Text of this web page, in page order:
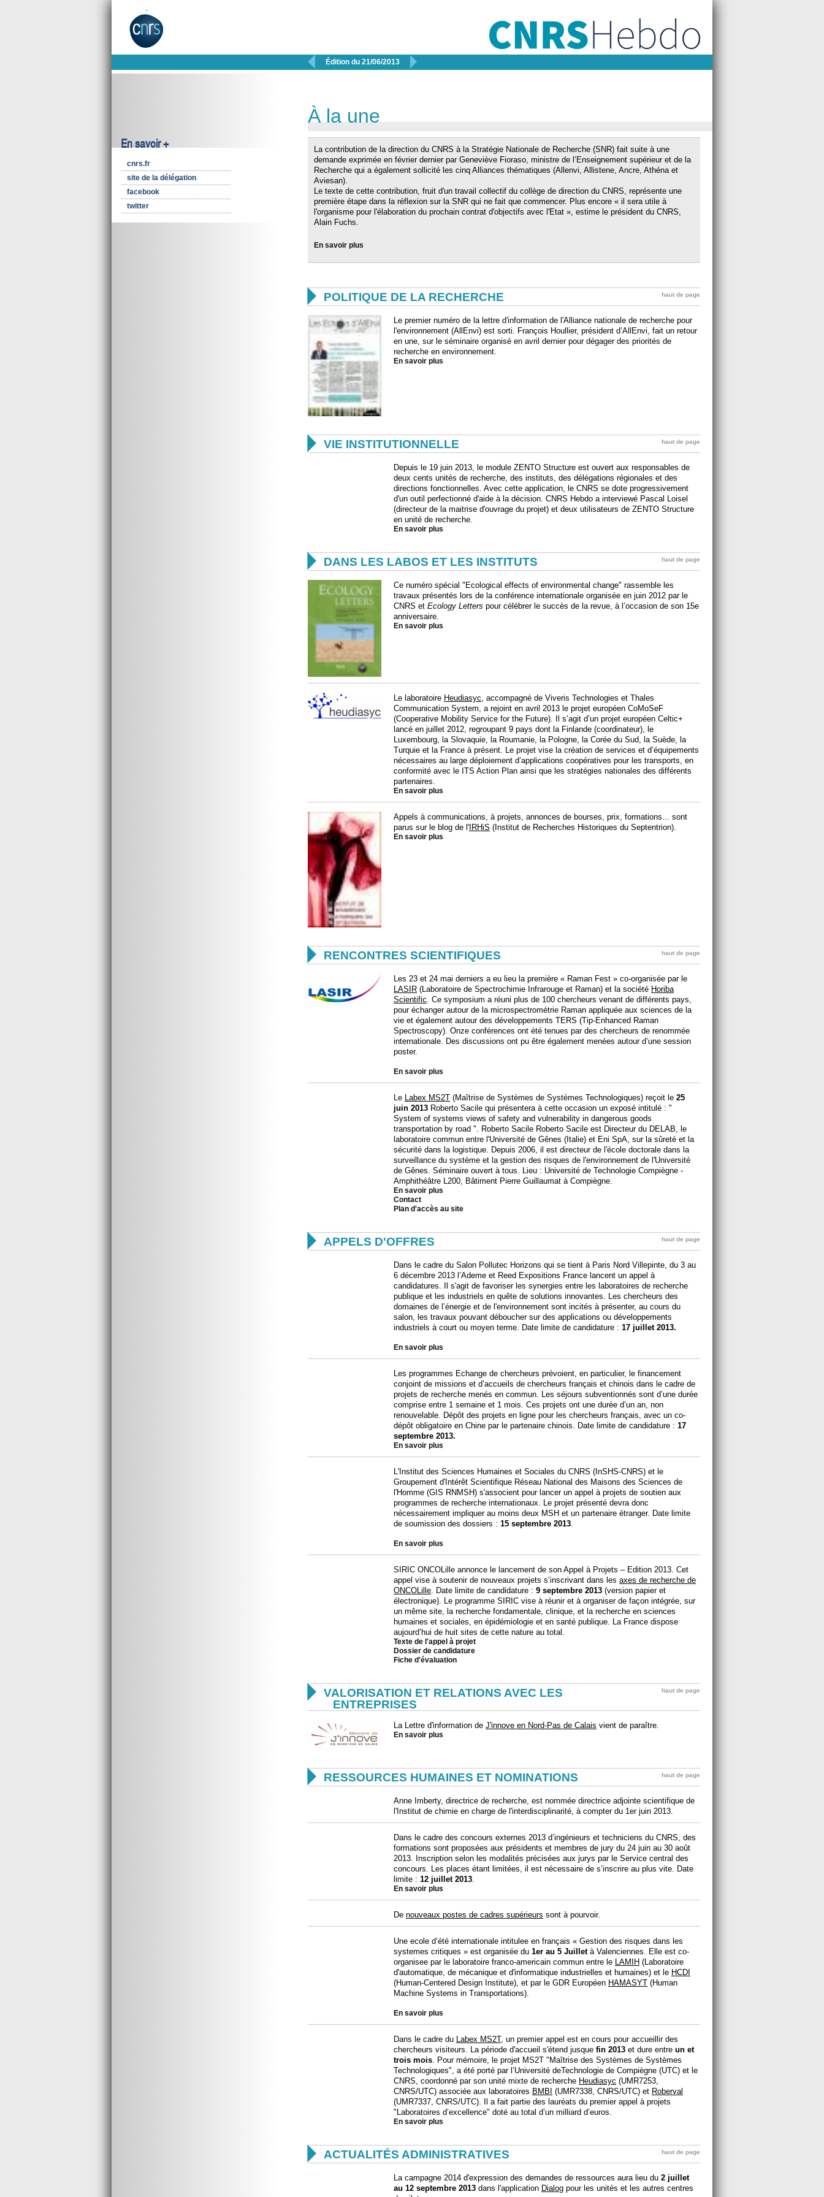
 Édition du 21/06/2013 
En savoir +
cnrs.fr
site de la délégation
facebook
twitter
À la une
La contribution de la direction du CNRS à la Stratégie Nationale de Recherche (SNR) fait suite à une
demande exprimée en février dernier par Geneviève Fioraso, ministre de l’Enseignement supérieur et de la
Recherche qui a également sollicité les cinq Alliances thématiques (Allenvi, Allistene, Ancre, Athéna et
Aviesan).
Le texte de cette contribution, fruit d'un travail collectif du collège de direction du CNRS, représente une
première étape dans la réflexion sur la SNR qui ne fait que commencer. Plus encore « il sera utile à
l'organisme pour l'élaboration du prochain contrat d'objectifs avec l'Etat », estime le président du CNRS,
Alain Fuchs.
En savoir plus
 POLITIQUE DE LA RECHERCHE haut de page
Le premier numéro de la lettre d'information de l'Alliance nationale de recherche pour
l'environnement (AllEnvi) est sorti. François Houllier, président d’AllEnvi, fait un retour
en une, sur le séminaire organisé en avril dernier pour dégager des priorités de
recherche en environnement.
En savoir plus
 VIE INSTITUTIONNELLE haut de page
Depuis le 19 juin 2013, le module ZENTO Structure est ouvert aux responsables de
deux cents unités de recherche, des instituts, des délégations régionales et des
directions fonctionnelles. Avec cette application, le CNRS se dote progressivement
d'un outil perfectionné d'aide à la décision. CNRS Hebdo a interviewé Pascal Loisel
(directeur de la maitrise d'ouvrage du projet) et deux utilisateurs de ZENTO Structure
en unité de recherche.
En savoir plus
 DANS LES LABOS ET LES INSTITUTS haut de page
Ce numéro spécial "Ecological effects of environmental change" rassemble les
travaux présentés lors de la conférence internationale organisée en juin 2012 par le
CNRS et Ecology Letters pour célébrer le succès de la revue, à l’occasion de son 15e
anniversaire.
En savoir plus
Le laboratoire Heudiasyc, accompagné de Viveris Technologies et Thales
Communication System, a rejoint en avril 2013 le projet européen CoMoSeF
(Cooperative Mobility Service for the Future). Il s’agit d’un projet européen Celtic+
lancé en juillet 2012, regroupant 9 pays dont la Finlande (coordinateur), le
Luxembourg, la Slovaquie, la Roumanie, la Pologne, la Corée du Sud, la Suède, la
Turquie et la France à présent. Le projet vise la création de services et d’équipements
nécessaires au large déploiement d’applications coopératives pour les transports, en
conformité avec le ITS Action Plan ainsi que les stratégies nationales des différents
partenaires.
En savoir plus
Appels à communications, à projets, annonces de bourses, prix, formations... sont
parus sur le blog de l' IRHiS (Institut de Recherches Historiques du Septentrion).
En savoir plus
 RENCONTRES SCIENTIFIQUES haut de page
Les 23 et 24 mai derniers a eu lieu la première « Raman Fest » co-organisée par le
LASIR (Laboratoire de Spectrochimie Infrarouge et Raman) et la société Horiba
Scientific . Ce symposium a réuni plus de 100 chercheurs venant de différents pays,
pour échanger autour de la microspectrométrie Raman appliquée aux sciences de la
vie et également autour des développements TERS (Tip-Enhanced Raman
Spectroscopy). Onze conférences ont été tenues par des chercheurs de renommée
internationale. Des discussions ont pu être également menées autour d’une session
poster.
En savoir plus
Le Labex MS2T (Maîtrise de Systèmes de Systèmes Technologiques) reçoit le 25
juin 2013 Roberto Sacile qui présentera à cette occasion un exposé intitulé : "
System of systems views of safety and vulnerability in dangerous goods
transportation by road ". Roberto Sacile Roberto Sacile est Directeur du DELAB, le
laboratoire commun entre l'Université de Gênes (Italie) et Eni SpA, sur la sûreté et la
sécurité dans la logistique. Depuis 2006, il est directeur de l'école doctorale dans la
surveillance du système et la gestion des risques de l'environnement de l'Université
de Gênes. Séminaire ouvert à tous. Lieu : Université de Technologie Compiègne -
Amphithéâtre L200, Bâtiment Pierre Guillaumat à Compiègne.
En savoir plus
Contact
Plan d'accès au site
 APPELS D'OFFRES haut de page
Dans le cadre du Salon Pollutec Horizons qui se tient à Paris Nord Villepinte, du 3 au
6 décembre 2013 l’Ademe et Reed Expositions France lancent un appel à
candidatures. Il s'agit de favoriser les synergies entre les laboratoires de recherche
publique et les industriels en quête de solutions innovantes. Les chercheurs des
domaines de l’énergie et de l'environnement sont incités à présenter, au cours du
salon, les travaux pouvant déboucher sur des applications ou développements
industriels à court ou moyen terme. Date limite de candidature : 17 juillet 2013.
En savoir plus
Les programmes Echange de chercheurs prévoient, en particulier, le financement
conjoint de missions et d’accueils de chercheurs français et chinois dans le cadre de
projets de recherche menés en commun. Les séjours subventionnés sont d’une durée
comprise entre 1 semaine et 1 mois. Ces projets ont une durée d’un an, non
renouvelable. Dépôt des projets en ligne pour les chercheurs français, avec un co-
dépôt obligatoire en Chine par le partenaire chinois. Date limite de candidature : 17
septembre 2013.
En savoir plus
L'Institut des Sciences Humaines et Sociales du CNRS (InSHS-CNRS) et le
Groupement d'Intérêt Scientifique Réseau National des Maisons des Sciences de
l'Homme (GIS RNMSH) s'associent pour lancer un appel à projets de soutien aux
programmes de recherche internationaux. Le projet présenté devra donc
nécessairement impliquer au moins deux MSH et un partenaire étranger. Date limite
de soumission des dossiers : 15 septembre 2013
En savoir plus
SIRIC ONCOLille annonce le lancement de son Appel à Projets – Edition 2013. Cet
appel vise à soutenir de nouveaux projets s’inscrivant dans les axes de recherche de
ONCOLille . Date limite de candidature : 9 septembre 2013 (version papier et
électronique). Le programme SIRIC vise à réunir et à organiser de façon intégrée, sur
un même site, la recherche fondamentale, clinique, et la recherche en sciences
humaines et sociales, en épidémiologie et en santé publique. La France dispose
aujourd’hui de huit sites de cette nature au total.
Texte de l'appel à projet
Dossier de candidature
Fiche d'évaluation
 VALORISATION ET RELATIONS AVEC LES
ENTREPRISES
haut de page
La Lettre d'information de J'innove en Nord-Pas de Calais vient de paraître.
En savoir plus
 RESSOURCES HUMAINES ET NOMINATIONS haut de page
Anne Imberty, directrice de recherche, est nommée directrice adjointe scientifique de
l'Institut de chimie en charge de l'interdisciplinarité, à compter du 1er juin 2013.
Dans le cadre des concours externes 2013 d’ingénieurs et techniciens du CNRS, des
formations sont proposées aux présidents et membres de jury du 24 juin au 30 août
2013. Inscription selon les modalités précisées aux jurys par le Service central des
concours. Les places étant limitées, il est nécessaire de s’inscrire au plus vite. Date
limite : 12 juillet 2013.
En savoir plus
De nouveaux postes de cadres supérieurs sont à pourvoir.
Une ecole d’été internationale intitulee en français « Gestion des risques dans les
systemes critiques » est organisée du 1er au 5 Juilletà Valenciennes. Elle est co-
organisee par le laboratoire franco-americain commun entre le LAMIH (Laboratoire
d'automatique, de mécanique et d'informatique industrielles et humaines) et le HCDI
(Human-Centered Design Institute), et par le GDR Européen HAMASYT (Human
Machine Systems in Transportations).
En savoir plus
Dans le cadre du Labex MS2T, un premier appel est en cours pour accueillir des
chercheurs visiteurs. La période d'accueil s'étend jusque fin 2013 et dure entre un et
trois mois. Pour mémoire, le projet MS2T "Maîtrise des Systèmes de Systèmes
Technologiques", a été porté par l’Université deTechnologie de Compiègne (UTC) et le
CNRS, coordonné par son unité mixte de recherche Heudiasyc (UMR7253,
CNRS/UTC) associée aux laboratoires BMBI (UMR7338, CNRS/UTC) et Roberval
(UMR7337, CNRS/UTC). Il a fait partie des lauréats du premier appel à projets
"Laboratoires d’excellence" doté au total d’un milliard d’euros.
En savoir plus
 ACTUALITÉS ADMINISTRATIVES haut de page
La campagne 2014 d'expression des demandes de ressources aura lieu du 2 juillet
au 12 septembre 2013 dans l'application Dialog pour les unités et les autres centres